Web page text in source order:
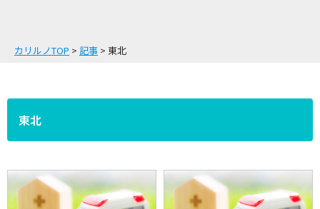
カリルノTOP 記事 東北
東北